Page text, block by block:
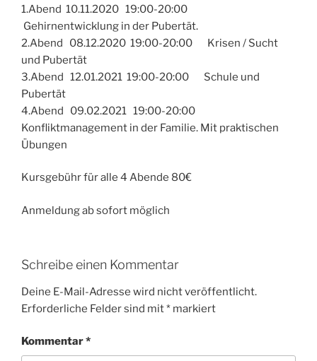
1.Abend 10.11.2020 19:00-20:00
Gehirnentwicklung in der Pubertät.
2.Abend 08.12.2020 19:00-20:00 Krisen / Sucht
und Pubertät
3.Abend 12.01.2021 19:00-20:00 Schule und
Pubertät
4.Abend 09.02.2021 19:00-20:00
Konfliktmanagement in der Familie. Mit praktischen
Übungen
Kursgebühr für alle 4 Abende 80€
Anmeldung ab sofort möglich
Schreibe einen Kommentar
Deine E-Mail-Adresse wird nicht veröffentlicht.
Erforderliche Felder sind mit* markiert
Kommentar*